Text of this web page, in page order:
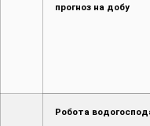
прогноз на добу
Робота